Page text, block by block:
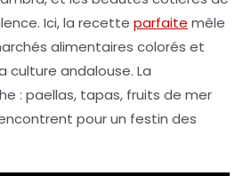
Ici, la recette parfaite mêle
alimentaires colorés et
culture andalouse. La
: paellas, tapas, fruits de mer
pour un festin des